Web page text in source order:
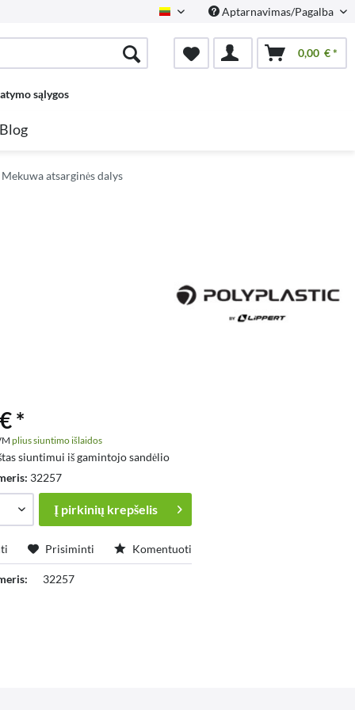
Lietuvių Aptarnavimas/Pagalba
0,00 € *
sąlygos
Blog
atsarginės dalys
*
plius siuntimo išlaidos
siuntimui iš gamintojo sandėlio
32257
Į pirkinių krepšelis
Prisiminti Komentuoti
32257